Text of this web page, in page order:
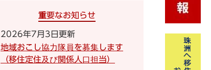
重要なお知らせ
2026年7月3日更新
地域おこし協力隊員を募集します
（移住定住及び関係人口担当）